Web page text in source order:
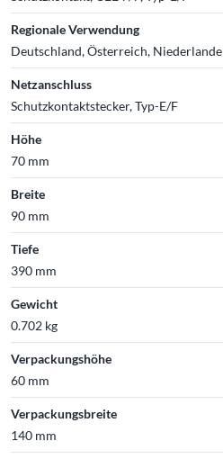
Regionale Verwendung
Deutschland, Österreich, Niederlande
Netzanschluss
Schutzkontaktstecker, Typ-E/F
Höhe
70 mm
Breite
90 mm
Tiefe
390 mm
Gewicht
0.702 kg
Verpackungshöhe
60 mm
Verpackungsbreite
140 mm